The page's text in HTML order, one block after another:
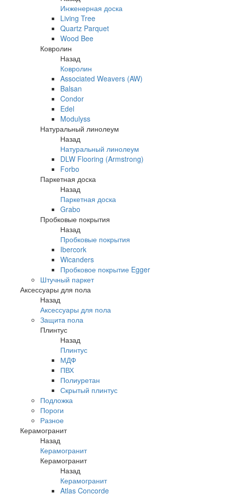
Инженерная доска
Living Tree
Quartz Parquet
Wood Bee
Ковролин
Назад
Ковролин
Associated Weavers (AW)
Balsan
Condor
Edel
Modulyss
Натуральный линолеум
Назад
Натуральный линолеум
DLW Flooring (Armstrong)
Forbo
Паркетная доска
Назад
Паркетная доска
Grabo
Пробковые покрытия
Назад
Пробковые покрытия
Ibercork
Wicanders
Пробковое покрытие Egger
Штучный паркет
Аксессуары для пола
Назад
Аксессуары для пола
Защита пола
Плинтус
Назад
Плинтус
МДФ
ПВХ
Полиуретан
Скрытый плинтус
Подложка
Пороги
Разное
Керамогранит
Назад
Керамогранит
Керамогранит
Назад
Керамогранит
Atlas Concorde